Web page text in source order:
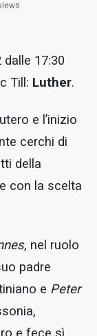
17:30
Till: Luther.
e l’inizio
cerchi di
della
con la scelta
, nel ruolo
padre
e Peter